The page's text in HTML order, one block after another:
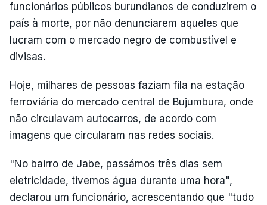
funcionários públicos burundianos de conduzirem o
país à morte, por não denunciarem aqueles que
lucram com o mercado negro de combustível e
divisas.
Hoje, milhares de pessoas faziam fila na estação
ferroviária do mercado central de Bujumbura, onde
não circulavam autocarros, de acordo com
imagens que circularam nas redes sociais.
"No bairro de Jabe, passámos três dias sem
eletricidade, tivemos água durante uma hora",
declarou um funcionário, acrescentando que "tudo